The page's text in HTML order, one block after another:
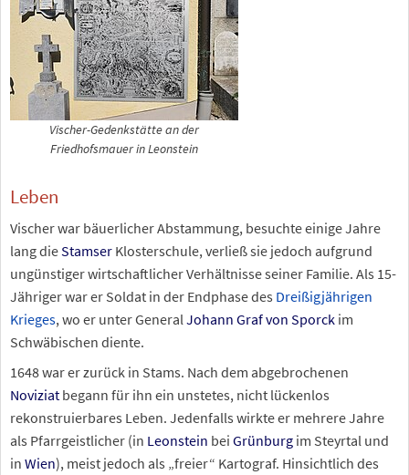
Vischer-Gedenkstätte an der
Friedhofsmauer in Leonstein
Leben
Vischer war bäuerlicher Abstammung, besuchte einige Jahre
lang dieStamser Klosterschule, verließ sie jedoch aufgrund
ungünstiger wirtschaftlicher Verhältnisse seiner Familie. Als 15-
Jähriger war er Soldat in der Endphase des Dreißigjährigen
Krieges, wo er unter General Johann Graf von Sporck im
Schwäbischen diente.
1648 war er zurück in Stams. Nach dem abgebrochenen
Noviziat begann für ihn ein unstetes, nicht lückenlos
rekonstruierbares Leben. Jedenfalls wirkte er mehrere Jahre
als Pfarrgeistlicher (in Leonstein bei Grünburg im Steyrtal und
in Wien), meist jedoch als „freier“ Kartograf. Hinsichtlich des